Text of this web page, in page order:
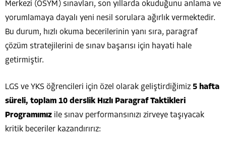
Merkezi (ÖSYM) sınavları, son yıllarda okuduğunu anlama ve
yorumlamaya dayalı yeni nesil sorulara ağırlık vermektedir.
Bu durum, hızlı okuma becerilerinin yanı sıra, paragraf
çözüm stratejilerini de sınav başarısı için hayati hale
getirmiştir.
LGS ve YKS öğrencileri için özel olarak geliştirdiğimiz 5 hafta
süreli, toplam 10 derslik Hızlı Paragraf Taktikleri
Programımız ile sınav performansınızı zirveye taşıyacak
kritik beceriler kazandırırız: